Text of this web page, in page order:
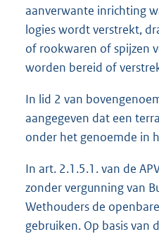
aanverwante inrichting
logies wordt verstrekt,
of rookwaren of spijzen
worden bereid of
In lid 2 van
aangegeven dat een
onder het genoemde in
In art. 2.1.5.1. van de
zonder vergunning van
Wethouders de
gebruiken. Op basis